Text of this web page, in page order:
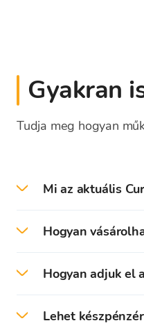
Gyakran
Tudja meg hogyan
Mi az aktuális
Hogyan
legkedvezőbb díjai
Először is
Hogyan adjuk el
Lehet